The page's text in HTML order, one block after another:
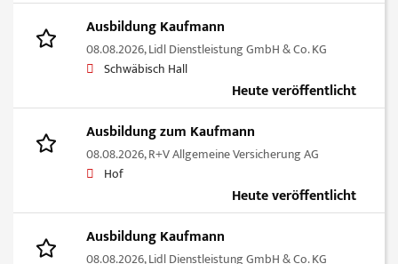
Ausbildung Kaufmann
08.08.2026,Lidl Dienstleistung GmbH & Co. KG
Schwäbisch Hall
Heute veröffentlicht
Ausbildung zum Kaufmann
08.08.2026,R+V Allgemeine Versicherung AG
Hof
Heute veröffentlicht
Ausbildung Kaufmann